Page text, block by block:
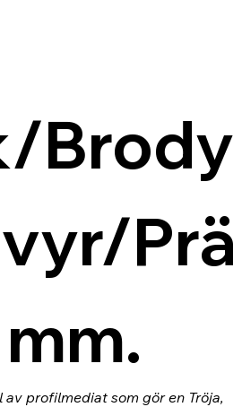
Brody
Prä
profilmediat som gör en Tröja,